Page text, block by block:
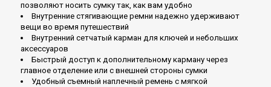
позволяют носить сумку так, как вам удобно
Внутренние стягивающие ремни надежно удерживают
вещи во время путешествий
Внутренний сетчатый карман для ключей и небольших
аксессуаров
Быстрый доступ к дополнительному карману через
главное отделение или с внешней стороны сумки
Удобный съемный наплечный ремень с мягкой